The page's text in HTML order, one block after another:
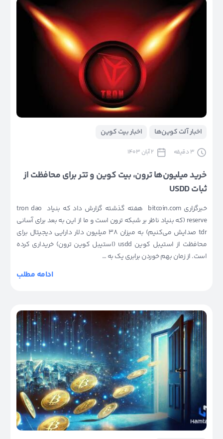
اخبار آلت کوین‌ها اخبار بیت کوین
3 دقیقه 2 آبان 1403
خرید میلیون‌ها ترون، بیت کوین و تتر برای محافظت از
ثبات USDD
خبرگزاری bitcoin.com هفته گذشته گزارش داد که بنیاد tron dao
reserve (که بنیاد ناظر بر شبکه ترون است و ما از این به بعد برای آسانی
tdr صدایش می‌کنیم) به میزان 38 میلیون دلار دارایی دیجیتال برای
محافظت از استیبل کوین usdd (استیبل کوین ترون) خریداری کرده
است. از زمان بهم خوردن برابری یک به …
ادامه مطلب